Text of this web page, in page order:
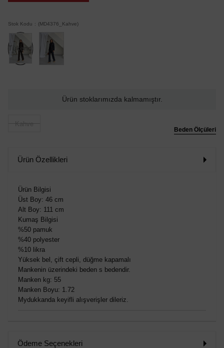
Stok Kodu (MD4376_Kahve)
Tükendi
Ürün stoklarımızda kalmamıştır.
Beden Ölçüleri
Ürün Özellikleri
Ürün Bilgisi
Üst Boy: 46 cm
Alt Boy: 111 cm
Kumaş Bilgisi
%50 pamuk
%40 polyester
%10 likra
Yüksek bel, çift cepli, düğme kapamalı
Mankenin üzerindeki beden s bedendir.
Manken kg: 55
Manken Boyu: 1.72
Mydukkanda keyifli alışverişler dileriz.
Ödeme Seçenekleri